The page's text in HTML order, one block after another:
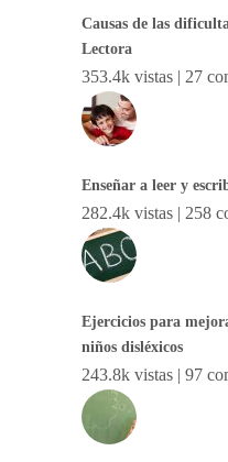
Causas de las
Lectora
353.4k vistas | 27
Enseñar a leer y
282.4k vistas | 258
Ejercicios para
niños disléxicos
243.8k vistas | 97